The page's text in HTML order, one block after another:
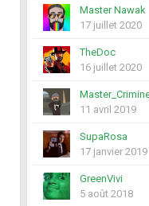
Master Nawak
17 juillet 2020
TheDoc
16 juillet 2020
11 avril 2019
SupaRosa
17 janvier 2019
GreenVivi
5 août 2018